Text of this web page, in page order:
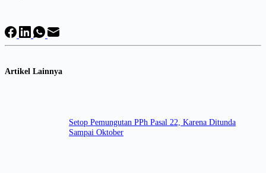
Artikel Lainnya
Setop Pemungutan PPh Pasal 22, Karena Ditunda
Sampai Oktober